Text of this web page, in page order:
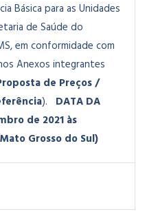
Básica para as Unidades
de Saúde do
em conformidade com
Anexos integrantes
de Preços /
). DATA DA
de 2021 às
Grosso do Sul)